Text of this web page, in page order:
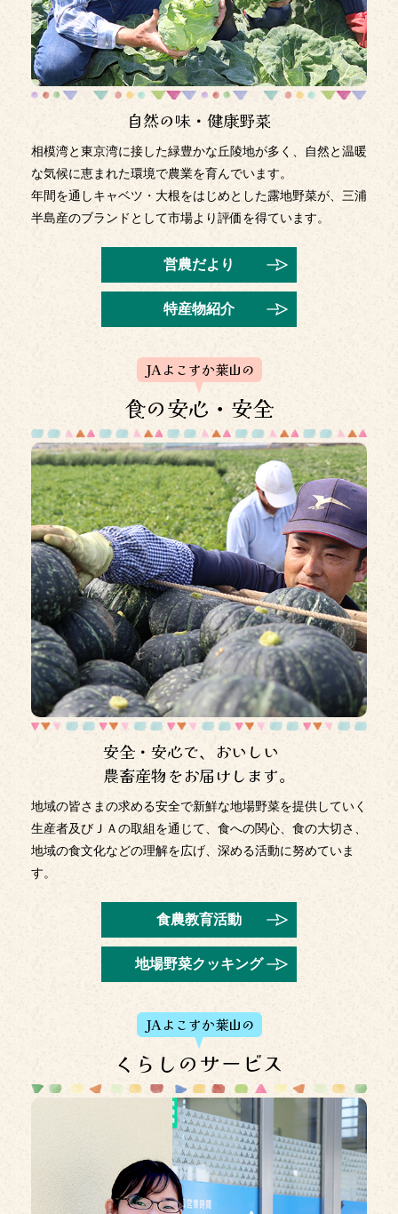
特殊詐欺被害の未然防止に向けた取組みについて
2026年2月25日
3月2日（火）より特別金利定期貯金が始まります
2026年2月9日
短期プライムレートの改定について
「JAバンクアプリ プラス利用規定」および「JAバンクア
ＪＡバンクアプリ プラスに関する規定にかかる改正を令和
8年4月20日（月）に予定しています。具体的な改正内容等
については、令和8年3月19日（木）以降にＪＡバンクアプ
リ プラス特設ページ（
https://www.jabank.jp/ja/appplus/index.html
すかなごっそ出張販売のお知らせ
2026年1月13日
貯金規定の一部改正について
2026年1月13日
特殊詐欺被害の未然防止に向けた取組みについて
2026年1月9日
マネロン・金融犯罪対策にかかるトップメッセージ
2025年12月26日
津久井浜観光農園「いちご狩り」開園！
2025年12月26日
年末・年始営業のお知らせ
2025年12月5日
窓口でのカレンダー配布廃止のお知らせ
イベント「農フェス」は終了しました。たくさんのご来場
ありがとうございました！
2025年11月28日
2025年11月26日
整理券事前予約を締め切りました
適用外農薬成分が検出された農産物の発生のお知らせとお
詫び ならびに当該農産物の自主回収について
2025年11月17日
整理券事前予約フォームを公開しました
2025年11月14日
組合員・利用者本位の業務運営に関する取組状況およびＫ
ＰＩ実績値の公表について
自然の味・健康野菜
相模湾と東京湾に接した緑豊かな丘陵地が多く、自然と温暖
な気候に恵まれた環境で農業を育んでいます。
年間を通しキャベツ・大根をはじめとした露地野菜が、三浦
半島産のブランドとして市場より評価を得ています。
営農だより
特産物紹介
JAよこすか葉山の
食の安心・安全
安全・安心で、おいしい
農畜産物をお届けします。
地域の皆さまの求める安全で新鮮な地場野菜を提供していく
生産者及びＪＡの取組を通じて、食への関心、食の大切さ、
地域の食文化などの理解を広げ、深める活動に努めていま
す。
食農教育活動
地場野菜クッキング
JAよこすか葉山の
くらしのサービス